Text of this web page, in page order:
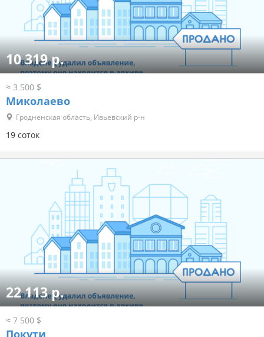
10 319 р.
≈ 3 500 $
Миколаево
Гродненская область, Ивьевский р-н
19 соток
22 113 р.
≈ 7 500 $